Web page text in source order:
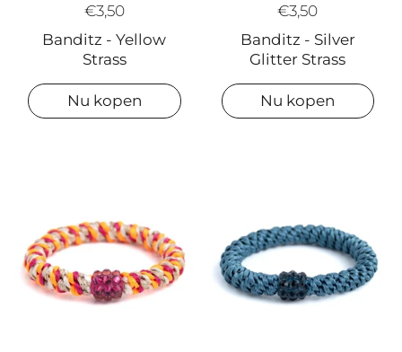
€3,50
Banditz - Yellow
Strass
Nu kopen
€3,50
Banditz - Silver
Glitter Strass
Nu kopen